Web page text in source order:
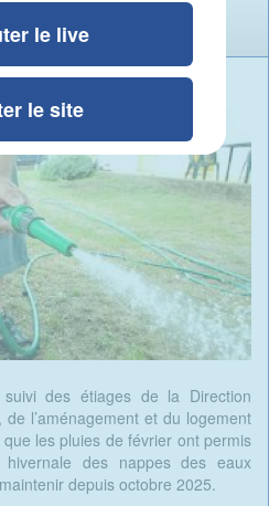
le live
le site
restreint dans le Sud
des étiages de la Direction
de l’aménagement et du logement
les pluies de février ont permis
des nappes des eaux
depuis octobre 2025.